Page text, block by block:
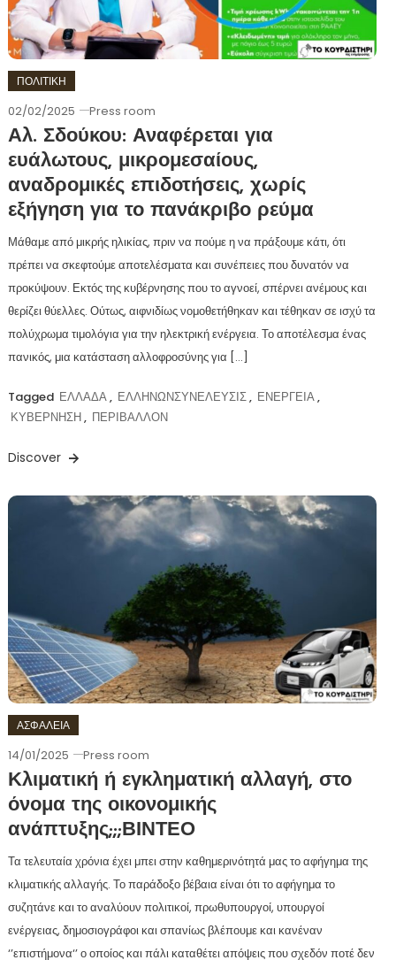
ΠΟΛΙΤΙΚΗ
02/02/2025 Press room
Αλ. Σδούκου: Αναφέρεται για
ευάλωτους, μικρομεσαίους,
αναδρομικές επιδοτήσεις, χωρίς
εξήγηση για το πανάκριβο ρεύμα
Μάθαμε από μικρής ηλικίας, πριν να πούμε η να πράξουμε κάτι, ότι
πρέπει να σκεφτούμε αποτελέσματα και συνέπειες που δυνατόν να
προκύψουν. Εκτός της κυβέρνησης που το αγνοεί, σπέρνει ανέμους και
θερίζει θύελλες. Ούτως, αιφνιδίως νομοθετήθηκαν και τέθηκαν σε ισχύ τα
πολύχρωμα τιμολόγια για την ηλεκτρική ενέργεια. Το αποτέλεσμα ένας
πανικός, μια κατάσταση αλλοφροσύνης για […]
Tagged ΕΛΛΑΔΑ, ΕΛΛΗΝΩΝΣΥΝΕΛΕΥΣΙΣ, ΕΝΕΡΓΕΙΑ,
ΚΥΒΕΡΝΗΣΗ, ΠΕΡΙΒΑΛΛΟΝ
Discover
ΑΣΦΑΛΕΙΑ
14/01/2025 Press room
Κλιματική ή εγκληματική αλλαγή, στο
όνομα της οικονομικής
ανάπτυξης;;;ΒΙΝΤΕΟ
Τα τελευταία χρόνια έχει μπει στην καθημερινότητά μας το αφήγημα της
κλιματικής αλλαγής. Το παράδοξο βέβαια είναι ότι το αφήγημα το
συζητάνε και το αναλύουν πολιτικοί, πρωθυπουργοί, υπουργοί
ενέργειας, δημοσιογράφοι και σπανίως βλέπουμε και κανέναν
‘’επιστήμονα‘’ ο οποίος και πάλι καταθέτει απόψεις που σχεδόν ποτέ δεν